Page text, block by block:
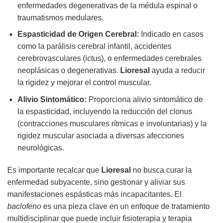
enfermedades degenerativas de la médula espinal o
traumatismos medulares.
Espasticidad de Origen Cerebral: Indicado en casos
como la parálisis cerebral infantil, accidentes
cerebrovasculares (ictus), o enfermedades cerebrales
neoplásicas o degenerativas. Lioresal ayuda a reducir
la rigidez y mejorar el control muscular.
Alivio Sintomático: Proporciona alivio sintomático de
la espasticidad, incluyendo la reducción del clonus
(contracciones musculares rítmicas e involuntarias) y la
rigidez muscular asociada a diversas afecciones
neurológicas.
Es importante recalcar que Lioresal no busca curar la
enfermedad subyacente, sino gestionar y aliviar sus
manifestaciones espásticas más incapacitantes. El
baclofeno es una pieza clave en un enfoque de tratamiento
multidisciplinar que puede incluir fisioterapia y terapia